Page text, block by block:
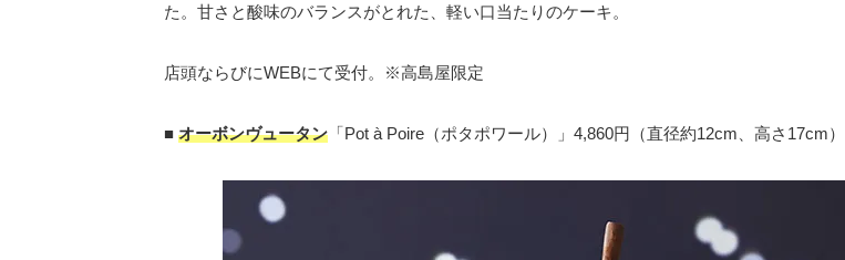
た。甘さと酸味のバランスがとれた、軽い口当たりのケーキ。
店頭ならびにWEBにて受付。※高島屋限定
■ オーボンヴュータン 「Pot à Poire（ポタポワール）」4,860円（直径約12cm、高さ17cm）